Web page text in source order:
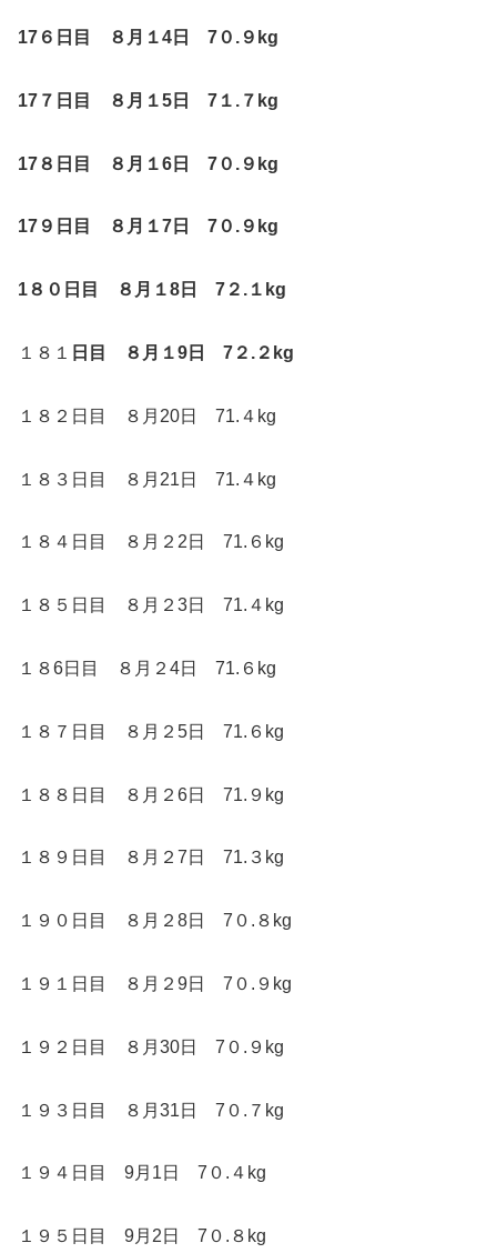
17 ６日目 ８月１4日 7０.９kg
17 ７日目 ８月１5日 7１.７kg
17８日目 ８月１6日 7０.９kg
17 ９日目 ８月１7日 7０.９kg
1８０日目 ８月１8日 7２.１kg
１８１ 日目 ８月１9日 7２.２kg
１８２日目 ８月20日 71.４kg
１８３日目 ８月21日 71.４kg
１８４日目 ８月２2日 71.６kg
１８５日目 ８月２3日 71.４kg
１８6日目 ８月２4日 71.６kg
１８７日目 ８月２5日 71.６kg
１８８日目 ８月２6日 71.９kg
１８９日目 ８月２7日 71.３kg
１９０日目 ８月２8日 7０.８kg
１９１日目 ８月２9日 7０.９kg
１９２日目 ８月30日 7０.９kg
１９３日目 ８月31日 7０.７kg
１９４日目 9月1日 7０.４kg
１９５日目 9月2日 7０.８kg